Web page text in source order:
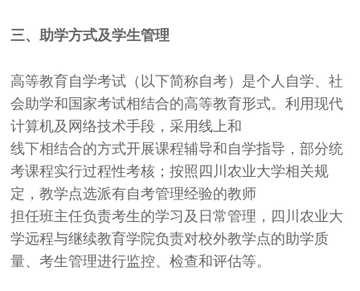
三、助学方式及学生管理
高等教育自学考试（以下简称自考）是个人自学、社
会助学和国家考试相结合的高等教育形式。利用现代
计算机及网络技术手段，采用线上和
线下相结合的方式开展课程辅导和自学指导，部分统
考课程实行过程性考核；按照四川农业大学相关规
定，教学点选派有自考管理经验的教师
担任班主任负责考生的学习及日常管理，四川农业大
学远程与继续教育学院负责对校外教学点的助学质
量、考生管理进行监控、检查和评估等。